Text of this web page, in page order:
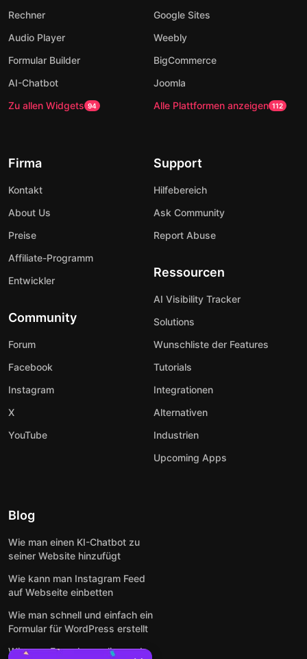
Rechner
Audio Player
Formular Builder
AI-Chatbot
Zu allen Widgets 94
Google Sites
Weebly
BigCommerce
Joomla
Alle Plattformen anzeigen 112
Firma
Kontakt
About Us
Preise
Affiliate-Programm
Entwickler
Community
Forum
Facebook
Instagram
X
YouTube
Support
Hilfebereich
Ask Community
Report Abuse
Ressourcen
AI Visibility Tracker
Solutions
Wunschliste der Features
Tutorials
Integrationen
Alternativen
Industrien
Upcoming Apps
Blog
Wie man einen KI-Chatbot zu
seiner Website hinzufügt
Wie kann man Instagram Feed
auf Webseite einbetten
Wie man schnell und einfach ein
Formular für WordPress erstellt
Wie man Formulare online und